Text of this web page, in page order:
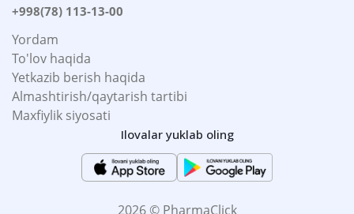
+998(78) 113-13-00
Yordam
To'lov haqida
Yetkazib berish haqida
Almashtirish/qaytarish tartibi
Maxfiylik siyosati
Ilovalar yuklab oling
2026 © PharmaClick